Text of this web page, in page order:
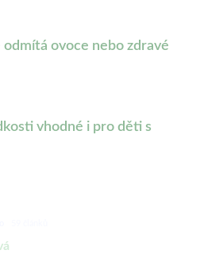
ovoce nebo zdravé
vhodné i pro děti s